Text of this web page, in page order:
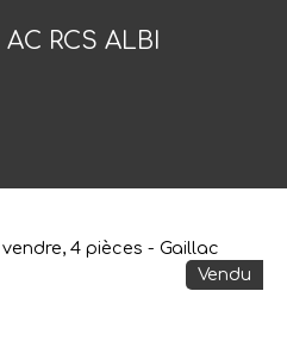
AC RCS ALBI
Vendu